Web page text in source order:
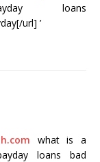
loans
url] ’
what is a
loans bad